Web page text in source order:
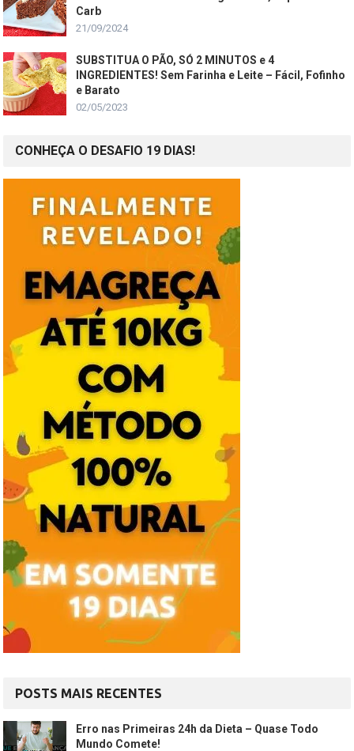
Carb
21/09/2024
SUBSTITUA O PÃO, SÓ 2 MINUTOS e 4
INGREDIENTES! Sem Farinha e Leite – Fácil, Fofinho
e Barato
02/05/2023
CONHEÇA O DESAFIO 19 DIAS!
POSTS MAIS RECENTES
Erro nas Primeiras 24h da Dieta – Quase Todo
Mundo Comete!